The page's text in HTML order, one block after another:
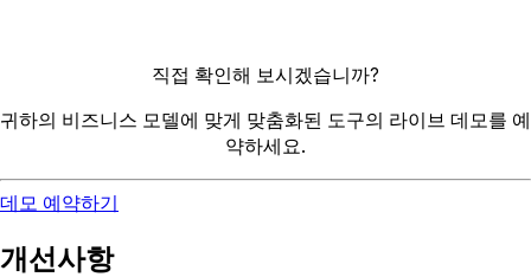
직접 확인해 보시겠습니까?
귀하의 비즈니스 모델에 맞게 맞춤화된 도구의 라이브 데모를 예
약하세요.
데모 예약하기
개선사항